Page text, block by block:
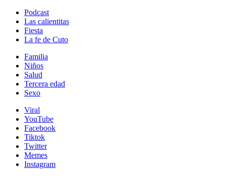
Podcast
Las calientitas
Fiesta
La fe de Cuto
Familia
Niños
Salud
Tercera edad
Sexo
Viral
YouTube
Facebook
Tiktok
Twitter
Memes
Instagram